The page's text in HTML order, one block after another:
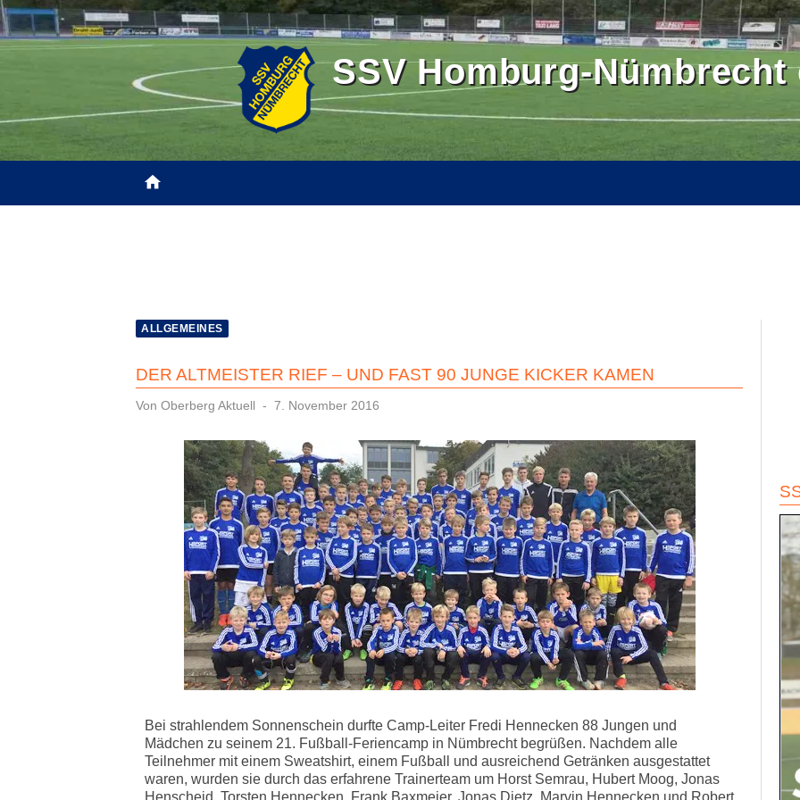
Zum
Inhalt
SSV Homburg-Nümbrecht
home
ALLGEMEINES
DER ALTMEISTER RIEF – UND FAST 90 JUNGE KICKER KAMEN
Von Oberberg Aktuell
Veröffentlicht
7. November 2016
Bei strahlendem Sonnenschein durfte Camp-Leiter Fredi Hennecken 88 Jungen und
Mädchen zu seinem 21. Fußball-Feriencamp in Nümbrecht begrüßen. Nachdem alle
Teilnehmer mit einem Sweatshirt, einem Fußball und ausreichend Getränken ausgestattet
waren, wurden sie durch das erfahrene Trainerteam um Horst Semrau, Hubert Moog, Jonas
Henscheid, Torsten Hennecken, Frank Baxmeier, Jonas Dietz, Marvin Hennecken und Robert